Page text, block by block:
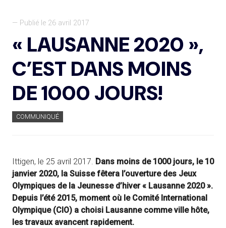
— Publié le 26 avril 2017
« LAUSANNE 2020 »,
C’EST DANS MOINS
DE 1000 JOURS!
COMMUNIQUÉ
Ittigen, le 25 avril 2017. Dans moins de 1000 jours, le 10
janvier 2020, la Suisse fêtera l’ouverture des Jeux
Olympiques de la Jeunesse d’hiver « Lausanne 2020 ».
Depuis l’été 2015, moment où le Comité International
Olympique (CIO) a choisi Lausanne comme ville hôte,
les travaux avancent rapidement.